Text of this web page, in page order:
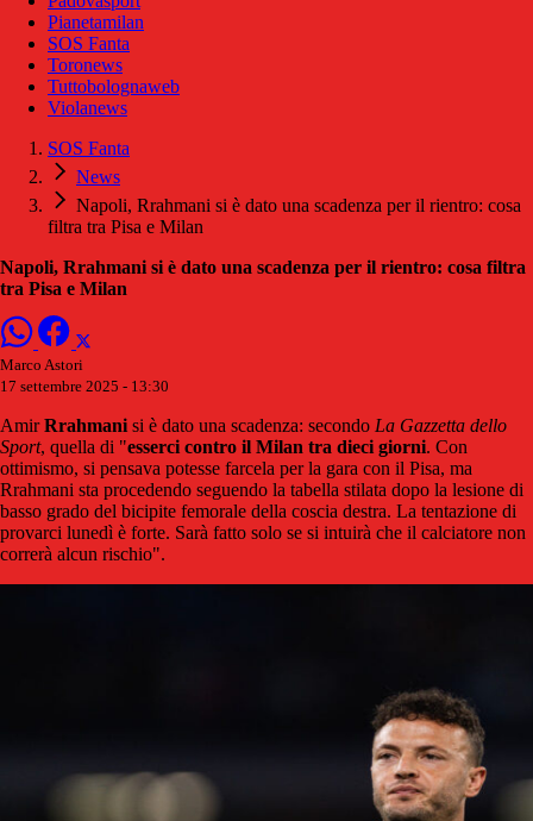
Pianetamilan
SOS Fanta
Toronews
Tuttobolognaweb
Violanews
SOS Fanta
News
Napoli, Rrahmani si è dato una scadenza per il rientro: cosa
filtra tra Pisa e Milan
Napoli, Rrahmani si è dato una scadenza per il rientro: cosa filtra
tra Pisa e Milan
Marco Astori
17 settembre 2025 - 13:30
AmirRrahmani si è dato una scadenza: secondo La Gazzetta dello
Sport, quella di "esserci contro il Milan tra dieci giorni. Con
ottimismo, si pensava potesse farcela per la gara con il Pisa, ma
Rrahmani sta procedendo seguendo la tabella stilata dopo la lesione di
basso grado del bicipite femorale della coscia destra. La tentazione di
provarci lunedì è forte. Sarà fatto solo se si intuirà che il calciatore non
correrà alcun rischio".